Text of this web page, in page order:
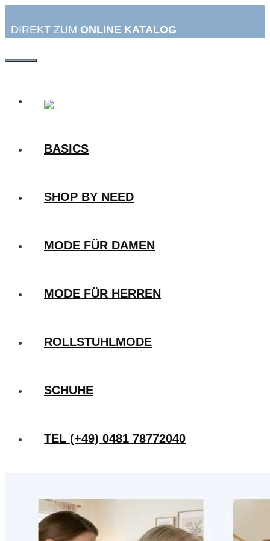
Inhalt
DIREKT ZUM ONLINE KATALOG
BASICS
SHOP BY NEED
MODE FÜR DAMEN
MODE FÜR HERREN
ROLLSTUHLMODE
SCHUHE
TEL (+49) 0481 78772040